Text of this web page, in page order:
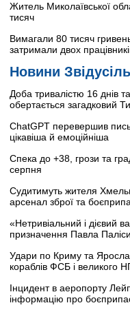
Житель Миколаївської
тисяч
Вимагали 80 тисяч
затримали двох
Новини Звідусіль
Доба тривалістю 16 днів
обертається загадковий
ChatGPT перевершив
цікавіша й емоційніша
Спека до +38, грози та
серпня
Судитимуть жителя
арсенал зброї та
«Нетривіальний і дієвий
призначення Павла
Удари по Криму та
кораблів ФСБ і великого
Інцидент в аеропорту
інформацію про